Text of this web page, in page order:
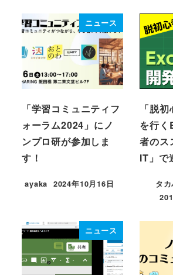
ニュース
「学習コミュニティフ
ォーラム2024」にノ
ンプロ研が参加しま
す！
ayaka
投稿日
2024年10月16日
「脱
を行
者のス
IT」で
タ
投
ニュース